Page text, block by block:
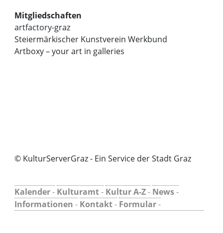
Mitgliedschaften
artfactory-graz
Steiermärkischer Kunstverein Werkbund
Artboxy – your art in galleries
© KulturServerGraz - Ein Service der Stadt Graz
Kalender- Kulturamt- Kultur A-Z- News-
Informationen - Kontakt- Formular-